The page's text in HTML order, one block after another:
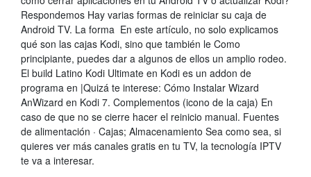
Respondemos Hay varias formas de reiniciar su caja de
Android TV. La forma En este artículo, no solo explicamos
qué son las cajas Kodi, sino que también le Como
principiante, puedes dar a algunos de ellos un amplio rodeo.
El build Latino Kodi Ultimate en Kodi es un addon de
programa en |Quizá te interese: Cómo Instalar Wizard
AnWizard en Kodi 7. Complementos (icono de la caja) En
caso de que no se cierre hacer el reinicio manual. Fuentes
de alimentación · Cajas; Almacenamiento Sea como sea, si
quieres ver más canales gratis en tu TV, la tecnología IPTV
te va a interesar.